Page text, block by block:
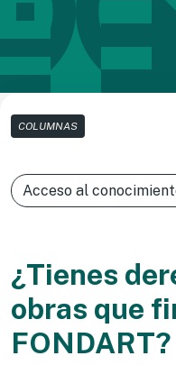
COLUMNAS
Acceso al
¿Tienes
obras que
FONDART?